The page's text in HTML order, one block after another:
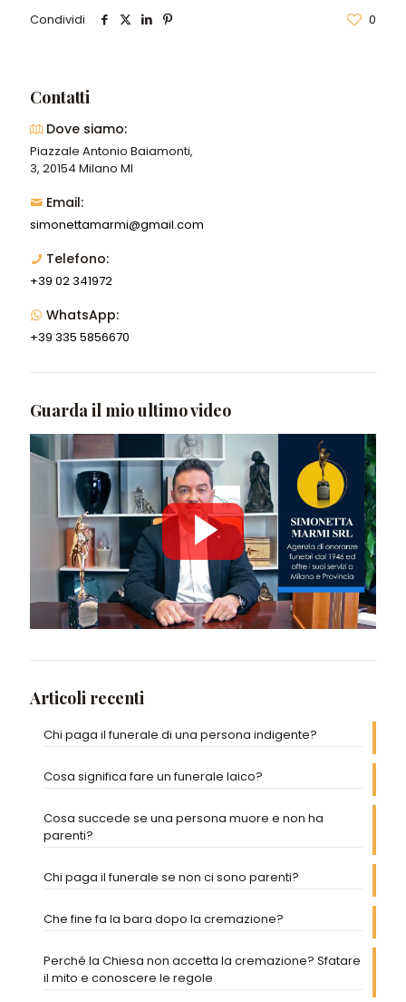
Condividi 0
Contatti
Dove siamo:
Piazzale Antonio Baiamonti,
3, 20154 Milano MI
Email:
simonettamarmi@gmail.com
Telefono:
+39 02 341972
WhatsApp:
+39 335 5856670
Guarda il mio ultimo video
Articoli recenti
Chi paga il funerale di una persona indigente?
Cosa significa fare un funerale laico?
Cosa succede se una persona muore e non ha
parenti?
Chi paga il funerale se non ci sono parenti?
Che fine fa la bara dopo la cremazione?
Perché la Chiesa non accetta la cremazione? Sfatare
il mito e conoscere le regole